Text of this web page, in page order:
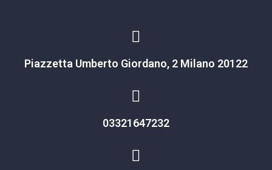
Piazzetta Umberto Giordano, 2 Milano 20122
03321647232